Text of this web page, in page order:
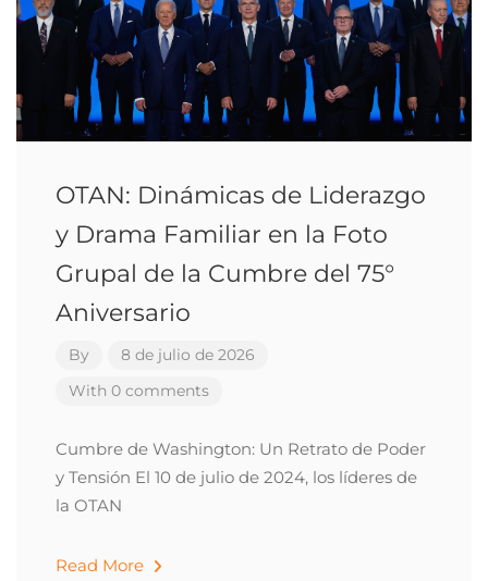
OTAN: Dinámicas de Liderazgo
y Drama Familiar en la Foto
Grupal de la Cumbre del 75°
Aniversario
By
8 de julio de 2026
With 0 comments
Cumbre de Washington: Un Retrato de Poder
y Tensión El 10 de julio de 2024, los líderes de
la OTAN
Read More